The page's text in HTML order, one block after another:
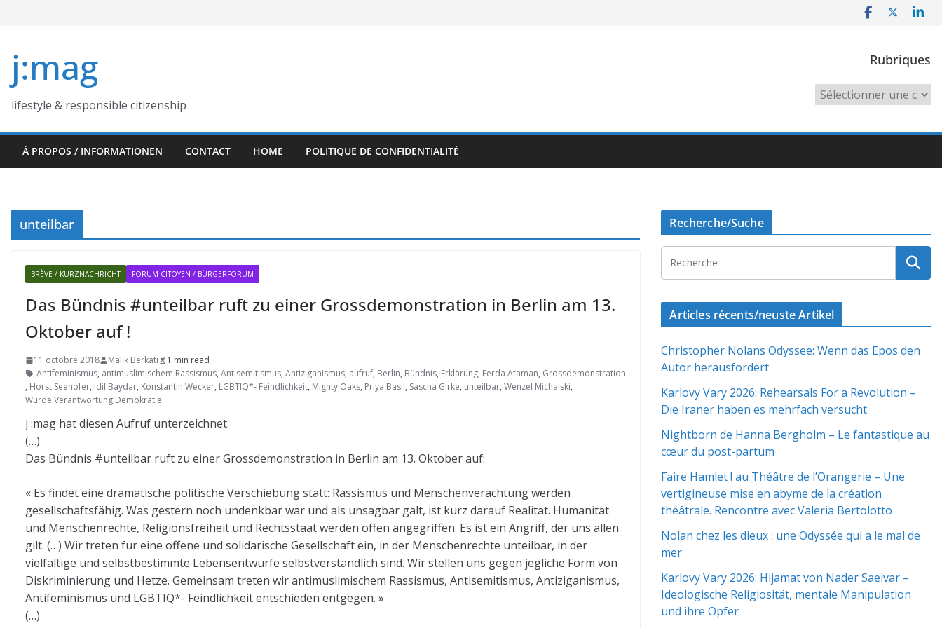
j:mag
lifestyle & responsible citizenship
Rubriques
Rubriques
À PROPOS / INFORMATIONEN CONTACT HOME POLITIQUE DE CONFIDENTIALITÉ
unteilbar
BRÈVE / KURZNACHRICHT FORUM CITOYEN / BÜRGERFORUM
Das Bündnis #unteilbar ruft zu einer Grossdemonstration in Berlin am 13.
Oktober auf !
11 octobre 2018 Malik Berkati
1 min read
Antifeminismus, antimuslimischem Rassismus, Antisemitismus, Antiziganismus, aufruf, Berlin, Bündnis, Erklärung, Ferda Ataman, Grossdemonstration
, Horst Seehofer, Idil Baydar, Konstantin Wecker, LGBTIQ*- Feindlichkeit, Mighty Oaks, Priya Basil, Sascha Girke, unteilbar, Wenzel Michalski,
Würde Verantwortung Demokratie
j :mag hat diesen Aufruf unterzeichnet.
(…)
Das Bündnis #unteilbar ruft zu einer Grossdemonstration in Berlin am 13. Oktober auf:
« Es findet eine dramatische politische Verschiebung statt: Rassismus und Menschenverachtung werden
gesellschaftsfähig. Was gestern noch undenkbar war und als unsagbar galt, ist kurz darauf Realität. Humanität
und Menschenrechte, Religionsfreiheit und Rechtsstaat werden offen angegriffen. Es ist ein Angriff, der uns allen
gilt. (…) Wir treten für eine offene und solidarische Gesellschaft ein, in der Menschenrechte unteilbar, in der
vielfältige und selbstbestimmte Lebensentwürfe selbstverständlich sind. Wir stellen uns gegen jegliche Form von
Diskriminierung und Hetze. Gemeinsam treten wir antimuslimischem Rassismus, Antisemitismus, Antiziganismus,
Antifeminismus und LGBTIQ*- Feindlichkeit entschieden entgegen. »
(…)
Recherche/Suche
Articles récents/neuste Artikel
Christopher Nolans Odyssee: Wenn das Epos den
Autor herausfordert
Karlovy Vary 2026: Rehearsals For a Revolution –
Die Iraner haben es mehrfach versucht
Nightborn de Hanna Bergholm – Le fantastique au
cœur du post-partum
Faire Hamlet ! au Théâtre de l’Orangerie – Une
vertigineuse mise en abyme de la création
théâtrale. Rencontre avec Valeria Bertolotto
Nolan chez les dieux : une Odyssée qui a le mal de
mer
Karlovy Vary 2026: Hijamat von Nader Saeivar​​ –
Ideologische Religiosität, mentale Manipulation
und ihre Opfer